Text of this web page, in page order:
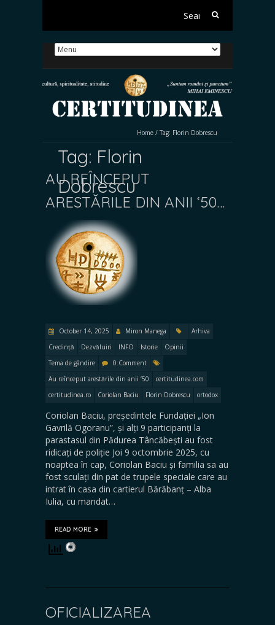
Search
Home / Tag: Florin Dobrescu
Tag: Florin
Dobrescu
AU REÎNCEPUT
ARESTĂRILE DIN ANII ‘50…
October 14, 2025 Miron Manega
Arhiva
Credință
Dezvăluiri INFO Istorie
Opinii
Tema de gândire
0 Comment
Au reînceput arestările din anii ‘50
certitudinea.com
certitudinea.ro
Coriolan Baciu Florin Dobrescu ortodox
Coriolan Baciu, președintele Fundației „Ion
Gavrilă Ogoranu”, și alți 9 participanți la
parastasul din Pădurea Tâncăbești au fost
ridicați de poliție Joi 9 octombrie 2025, cu
noaptea în cap, Coriolan Baciu și familia sa au
fost sculați din pat de trupele speciale care au
intrat în casa din cartierul Bărăbanț – Alba
Iulia, cu mandat…
READ MORE
OFICIALIZAREA